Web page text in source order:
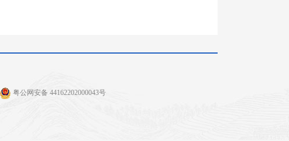
粤公网安备 44162202000043号